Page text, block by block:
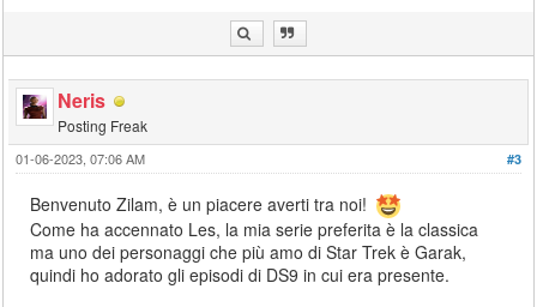
Neris
Posting Freak
#3
01-06-2023, 07:06 AM
Benvenuto Zilam, è un piacere averti tra noi!
Come ha accennato Les, la mia serie preferita è la classica
ma uno dei personaggi che più amo di Star Trek è Garak,
quindi ho adorato gli episodi di DS9 in cui era presente.